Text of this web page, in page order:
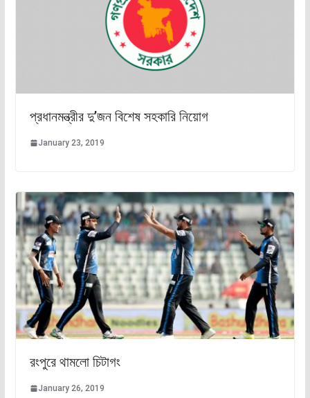
প্রধানমন্ত্রীর দু’জন বিশেষ সহকারি নিয়োগ
January 23, 2019
রংপুরে থামলো চিটাগং
January 26, 2019